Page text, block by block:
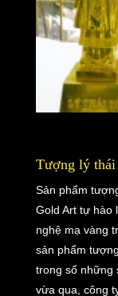
Tượng lý thái
Sản phẩm
Gold Art tự hào
nghệ mạ vàng
sản phẩm
trong số những
vừa qua, công